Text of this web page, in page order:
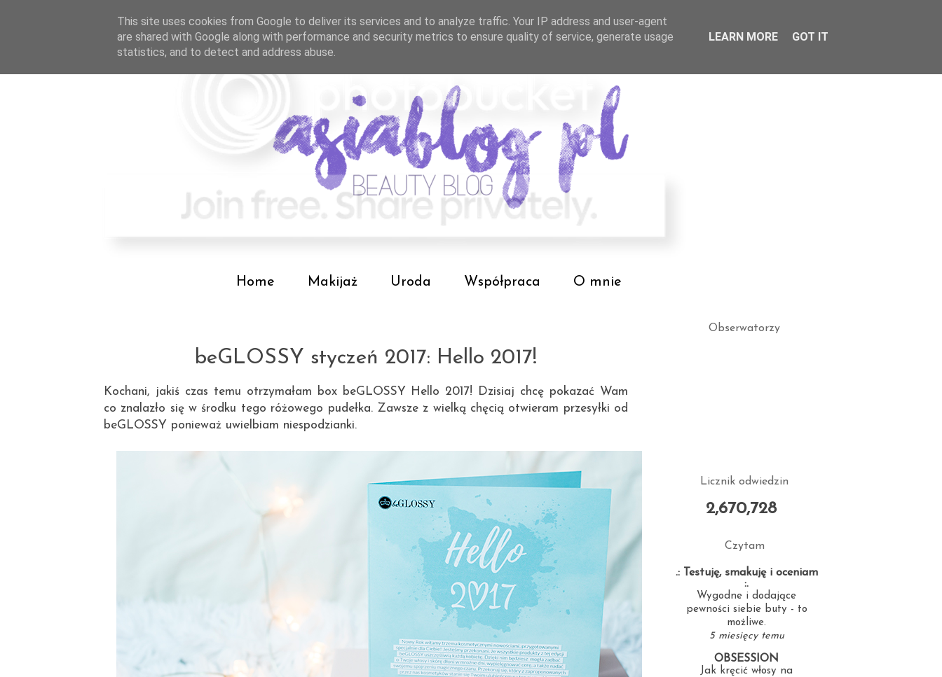
Home Makijaż Uroda Współpraca O mnie
beGLOSSY styczeń 2017: Hello 2017!
Kochani, jakiś czas temu otrzymałam box beGLOSSY Hello 2017! Dzisiaj chcę pokazać Wam
co znalazło się w środku tego różowego pudełka. Zawsze z wielką chęcią otwieram przesyłki od
beGLOSSY ponieważ uwielbiam niespodzianki.
Obserwatorzy
Licznik odwiedzin
2,670,728
Czytam
.: Testuję, smakuję i oceniam
:.
Wygodne i dodające
pewności siebie buty - to
możliwe.
5 miesięcy temu
OBSESSION
Jak kręcić włosy na
This site uses cookies from Google to deliver its services and to analyze traffic. Your IP address and user-agent
are shared with Google along with performance and security metrics to ensure quality of service, generate usage
statistics, and to detect and address abuse.
LEARN MORE GOT IT